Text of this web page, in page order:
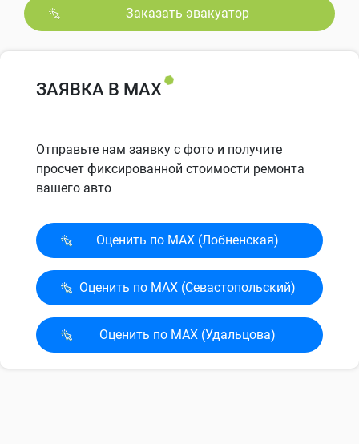
Заказать эвакуатор
ЗАЯВКА В MAX
Отправьте нам заявку с фото и получите
просчет фиксированной стоимости ремонта
вашего авто
Оценить по MAX (Лобненская)
Оценить по MAX (Севасто­польский)
Оценить по MAX (Удальцова)